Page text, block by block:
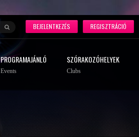
REGISZTRÁCIÓ
BEJELENTKEZÉS
PROGRAMAJÁNLÓ
Events
SZÓRAKOZÓHELYEK
Clubs